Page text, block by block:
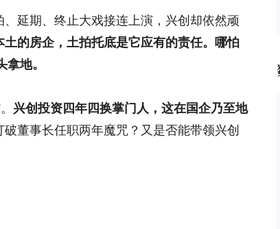
延期、终止大戏接连上演，兴创却依然顽
土的房企，土拍托底是它应有的责任。哪怕
地。
兴创投资四年四换掌门人，这在国企乃至地
董事长任职两年魔咒？又是否能带领兴创